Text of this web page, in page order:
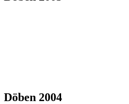
Döben 2004